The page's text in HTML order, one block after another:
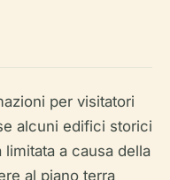
per visitatori
alcuni edifici storici
a causa della
al piano terra